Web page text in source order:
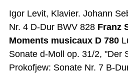
Igor Levit, Klavier. Johann
Nr. 4 D-Dur BWV 828 Franz
Moments musicaux D 780
Sonate d-Moll op. 31/2, "Der
Prokofjew: Sonate Nr. 7 B-